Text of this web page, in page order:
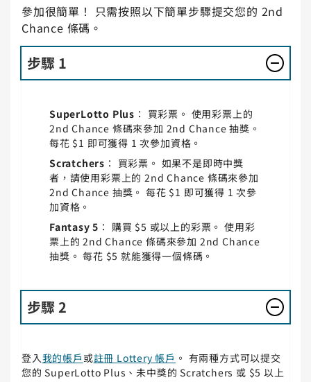
參加很簡單！ 只需按照以下簡單步驟提交您的 2nd
Chance 條碼。
步驟 1
SuperLotto Plus ： 買彩票。 使用彩票上的
2nd Chance 條碼來參加 2nd Chance 抽獎。
每花 $1 即可獲得 1 次參加資格。
Scratchers ： 買彩票。 如果不是即時中獎
者，請使用彩票上的 2nd Chance 條碼來參加
2nd Chance 抽獎。 每花 $1 即可獲得 1 次參
加資格。
Fantasy 5 ： 購買 $5 或以上的彩票。 使用彩
票上的 2nd Chance 條碼來參加 2nd Chance
抽獎。 每花 $5 就能獲得一個條碼。
步驟 2
登入我的帳戶 或註冊 Lottery 帳戶 。 有兩種方式可以提交
您的 SuperLotto Plus、未中獎的 Scratchers 或 $5 以上